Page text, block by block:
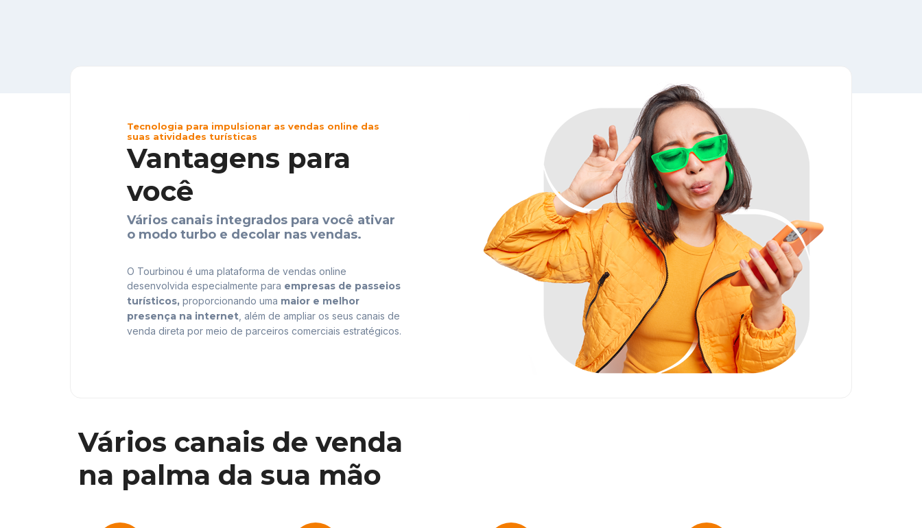
Tecnologia para impulsionar as vendas online das
suas atividades turísticas
Vantagens para
você
Vários canais integrados para você ativar
o modo turbo e decolar nas vendas.
O Tourbinou é uma plataforma de vendas online
desenvolvida especialmente para empresas de passeios
turísticos, proporcionando uma maior e melhor
presença na internet , além de ampliar os seus canais de
venda direta por meio de parceiros comerciais estratégicos.
Vários canais de venda
na palma da sua mão